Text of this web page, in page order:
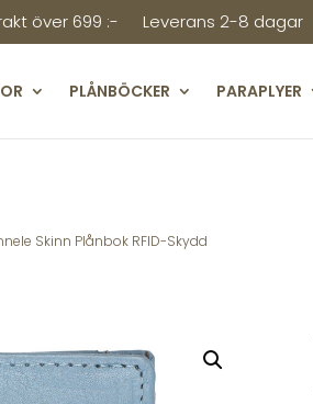
över 699 :- Leverans 2-8 dagar
PLÅNBÖCKER PARAPLYER
Skinn Plånbok RFID-Skydd